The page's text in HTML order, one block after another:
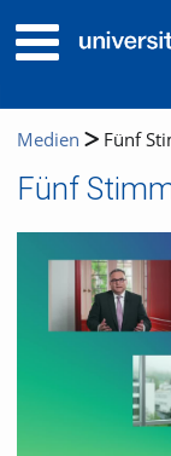
Medien Fünf
Fünf